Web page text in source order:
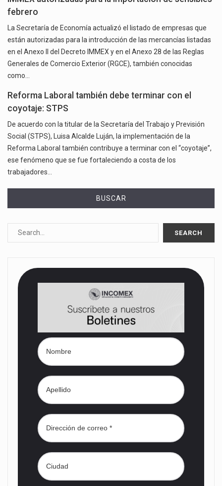
febrero
La Secretaría de Economía actualizó el listado de empresas que
están autorizadas para la introducción de las mercancías listadas
en el Anexo II del Decreto IMMEX y en el Anexo 28 de las Reglas
Generales de Comercio Exterior (RGCE), también conocidas
como…
Reforma Laboral también debe terminar con el
coyotaje: STPS
De acuerdo con la titular de la Secretaría del Trabajo y Previsión
Social (STPS), Luisa Alcalde Luján, la implementación de la
Reforma Laboral también contribuye a terminar con el “coyotaje”,
ese fenómeno que se fue fortaleciendo a costa de los
trabajadores…
BUSCAR